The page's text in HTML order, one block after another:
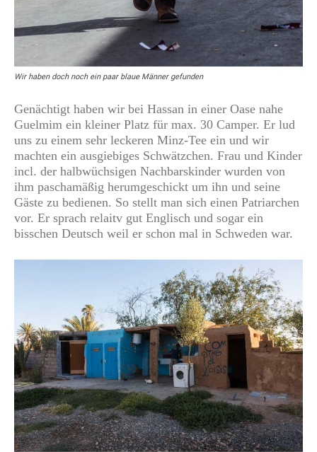
Wir haben doch noch ein paar blaue Männer gefunden
Genächtigt haben wir bei Hassan in einer Oase nahe
Guelmim ein kleiner Platz für max. 30 Camper. Er lud
uns zu einem sehr leckeren Minz-Tee ein und wir
machten ein ausgiebiges Schwätzchen. Frau und Kinder
incl. der halbwüchsigen Nachbarskinder wurden von
ihm paschamäßig herumgeschickt um ihn und seine
Gäste zu bedienen. So stellt man sich einen Patriarchen
vor. Er sprach relaitv gut Englisch und sogar ein
bisschen Deutsch weil er schon mal in Schweden war.